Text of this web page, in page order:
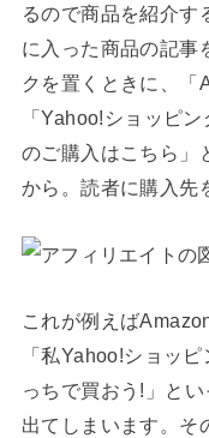
るので商品を紹介す
に入った商品の記事
クを置くときに、「
「Yahoo!ショッピ
のご購入はこちら」
から。読者に購入先
これが例えば
「私Yahoo!ショッ
っちで買おう!」と
出てしまいます。そ